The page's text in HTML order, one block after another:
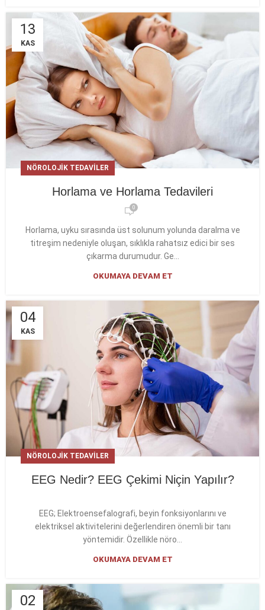
13
KAS
NÖROLOJIK TEDAVILER
Horlama ve Horlama Tedavileri
0
Horlama, uyku sırasında üst solunum yolunda daralma ve
titreşim nedeniyle oluşan, sıklıkla rahatsız edici bir ses
çıkarma durumudur. Ge...
OKUMAYA DEVAM ET
04
KAS
NÖROLOJIK TEDAVILER
EEG Nedir? EEG Çekimi Niçin Yapılır?
EEG; Elektroensefalografi, beyin fonksiyonlarını ve
elektriksel aktivitelerini değerlendiren önemli bir tanı
yöntemidir. Özellikle nöro...
OKUMAYA DEVAM ET
02